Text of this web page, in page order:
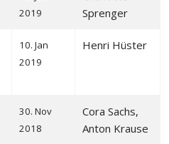
2019
Sprenger
10. Jan
2019
Henri Hüster
30. Nov
2018
Cora Sachs,
Anton Krause